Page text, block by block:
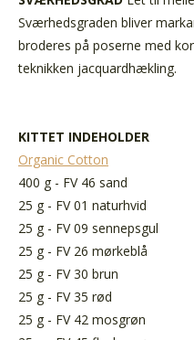
Sværhedsgraden bliver
broderes på poserne med
teknikken jacquardhækling.
KITTET INDEHOLDER
Organic Cotton
400 g - FV 46 sand
25 g - FV 01 naturhvid
25 g - FV 09 sennepsgul
25 g - FV 26 mørkeblå
25 g - FV 30 brun
25 g - FV 35 rød
25 g - FV 42 mosgrøn